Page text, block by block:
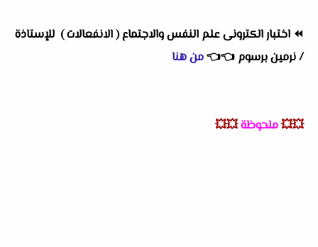
⏪ اختبار الكترونى علم النفس والاجتماع ( الانفعالات ) للإستاذة
/ نرمين برسوم 👈
👈من هنا
💥💥ملحوظة💥💥